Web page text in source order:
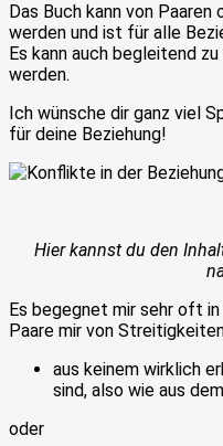
Das Buch kann von
werden und ist für alle
Es kann auch begleitend
werden.
Ich wünsche dir ganz viel
für deine Beziehung!
Hier kannst du den
Es begegnet mir sehr oft
Paare mir von
aus keinem wirklich
sind, also wie aus
oder